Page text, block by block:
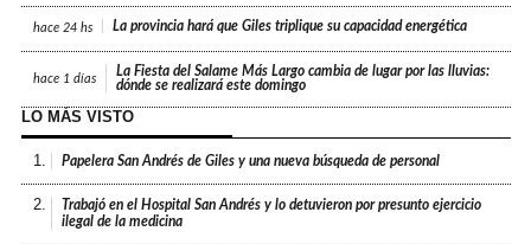
hace 24 hs La provincia hará que Giles triplique su capacidad energética
hace 1 días
La Fiesta del Salame Más Largo cambia de lugar por las lluvias:
dónde se realizará este domingo
LO MÁS VISTO
1. Papelera San Andrés de Giles y una nueva búsqueda de personal
2.
Trabajó en el Hospital San Andrés y lo detuvieron por presunto ejercicio
ilegal de la medicina